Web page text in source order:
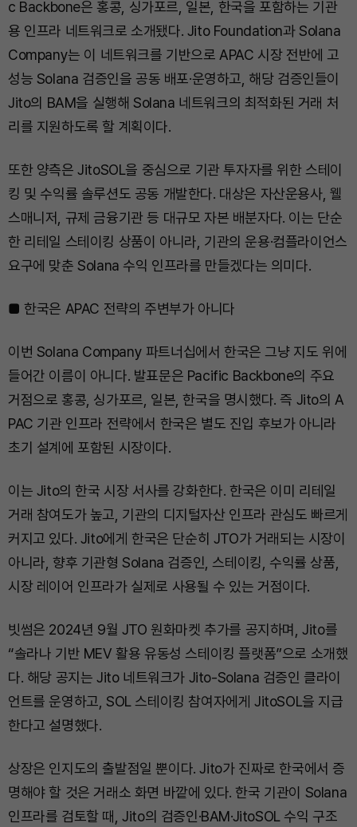
c Backbone은 홍콩, 싱가포르, 일본, 한국을 포함하는 기관
용 인프라 네트워크로 소개됐다. Jito Foundation과 Solana
Company는 이 네트워크를 기반으로 APAC 시장 전반에 고
성능 Solana 검증인을 공동 배포·운영하고, 해당 검증인들이
Jito의 BAM을 실행해 Solana 네트워크의 최적화된 거래 처
리를 지원하도록 할 계획이다.
또한 양측은 JitoSOL을 중심으로 기관 투자자를 위한 스테이
킹 및 수익률 솔루션도 공동 개발한다. 대상은 자산운용사, 웰
스매니저, 규제 금융기관 등 대규모 자본 배분자다. 이는 단순
한 리테일 스테이킹 상품이 아니라, 기관의 운용·컴플라이언스
요구에 맞춘 Solana 수익 인프라를 만들겠다는 의미다.
■ 한국은 APAC 전략의 주변부가 아니다
이번 Solana Company 파트너십에서 한국은 그냥 지도 위에
들어간 이름이 아니다. 발표문은 Pacific Backbone의 주요
거점으로 홍콩, 싱가포르, 일본, 한국을 명시했다. 즉 Jito의 A
PAC 기관 인프라 전략에서 한국은 별도 진입 후보가 아니라
초기 설계에 포함된 시장이다.
이는 Jito의 한국 시장 서사를 강화한다. 한국은 이미 리테일
거래 참여도가 높고, 기관의 디지털자산 인프라 관심도 빠르게
커지고 있다. Jito에게 한국은 단순히 JTO가 거래되는 시장이
아니라, 향후 기관형 Solana 검증인, 스테이킹, 수익률 상품,
시장 레이어 인프라가 실제로 사용될 수 있는 거점이다.
빗썸은 2024년 9월 JTO 원화마켓 추가를 공지하며, Jito를
“솔라나 기반 MEV 활용 유동성 스테이킹 플랫폼”으로 소개했
다. 해당 공지는 Jito 네트워크가 Jito-Solana 검증인 클라이
언트를 운영하고, SOL 스테이킹 참여자에게 JitoSOL을 지급
한다고 설명했다.
상장은 인지도의 출발점일 뿐이다. Jito가 진짜로 한국에서 증
명해야 할 것은 거래소 화면 바깥에 있다. 한국 기관이 Solana
인프라를 검토할 때, Jito의 검증인·BAM·JitoSOL 수익 구조